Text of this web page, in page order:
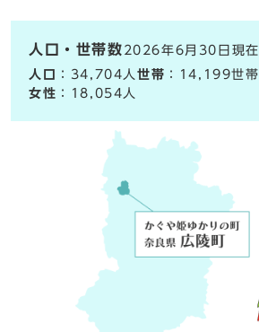
人口・世帯数 2026年6月30日現在
人口
：34,704人世帯 ：14,199世帯
女性 ：18,054人